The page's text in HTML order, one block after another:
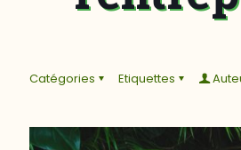
Catégories Etiquettes